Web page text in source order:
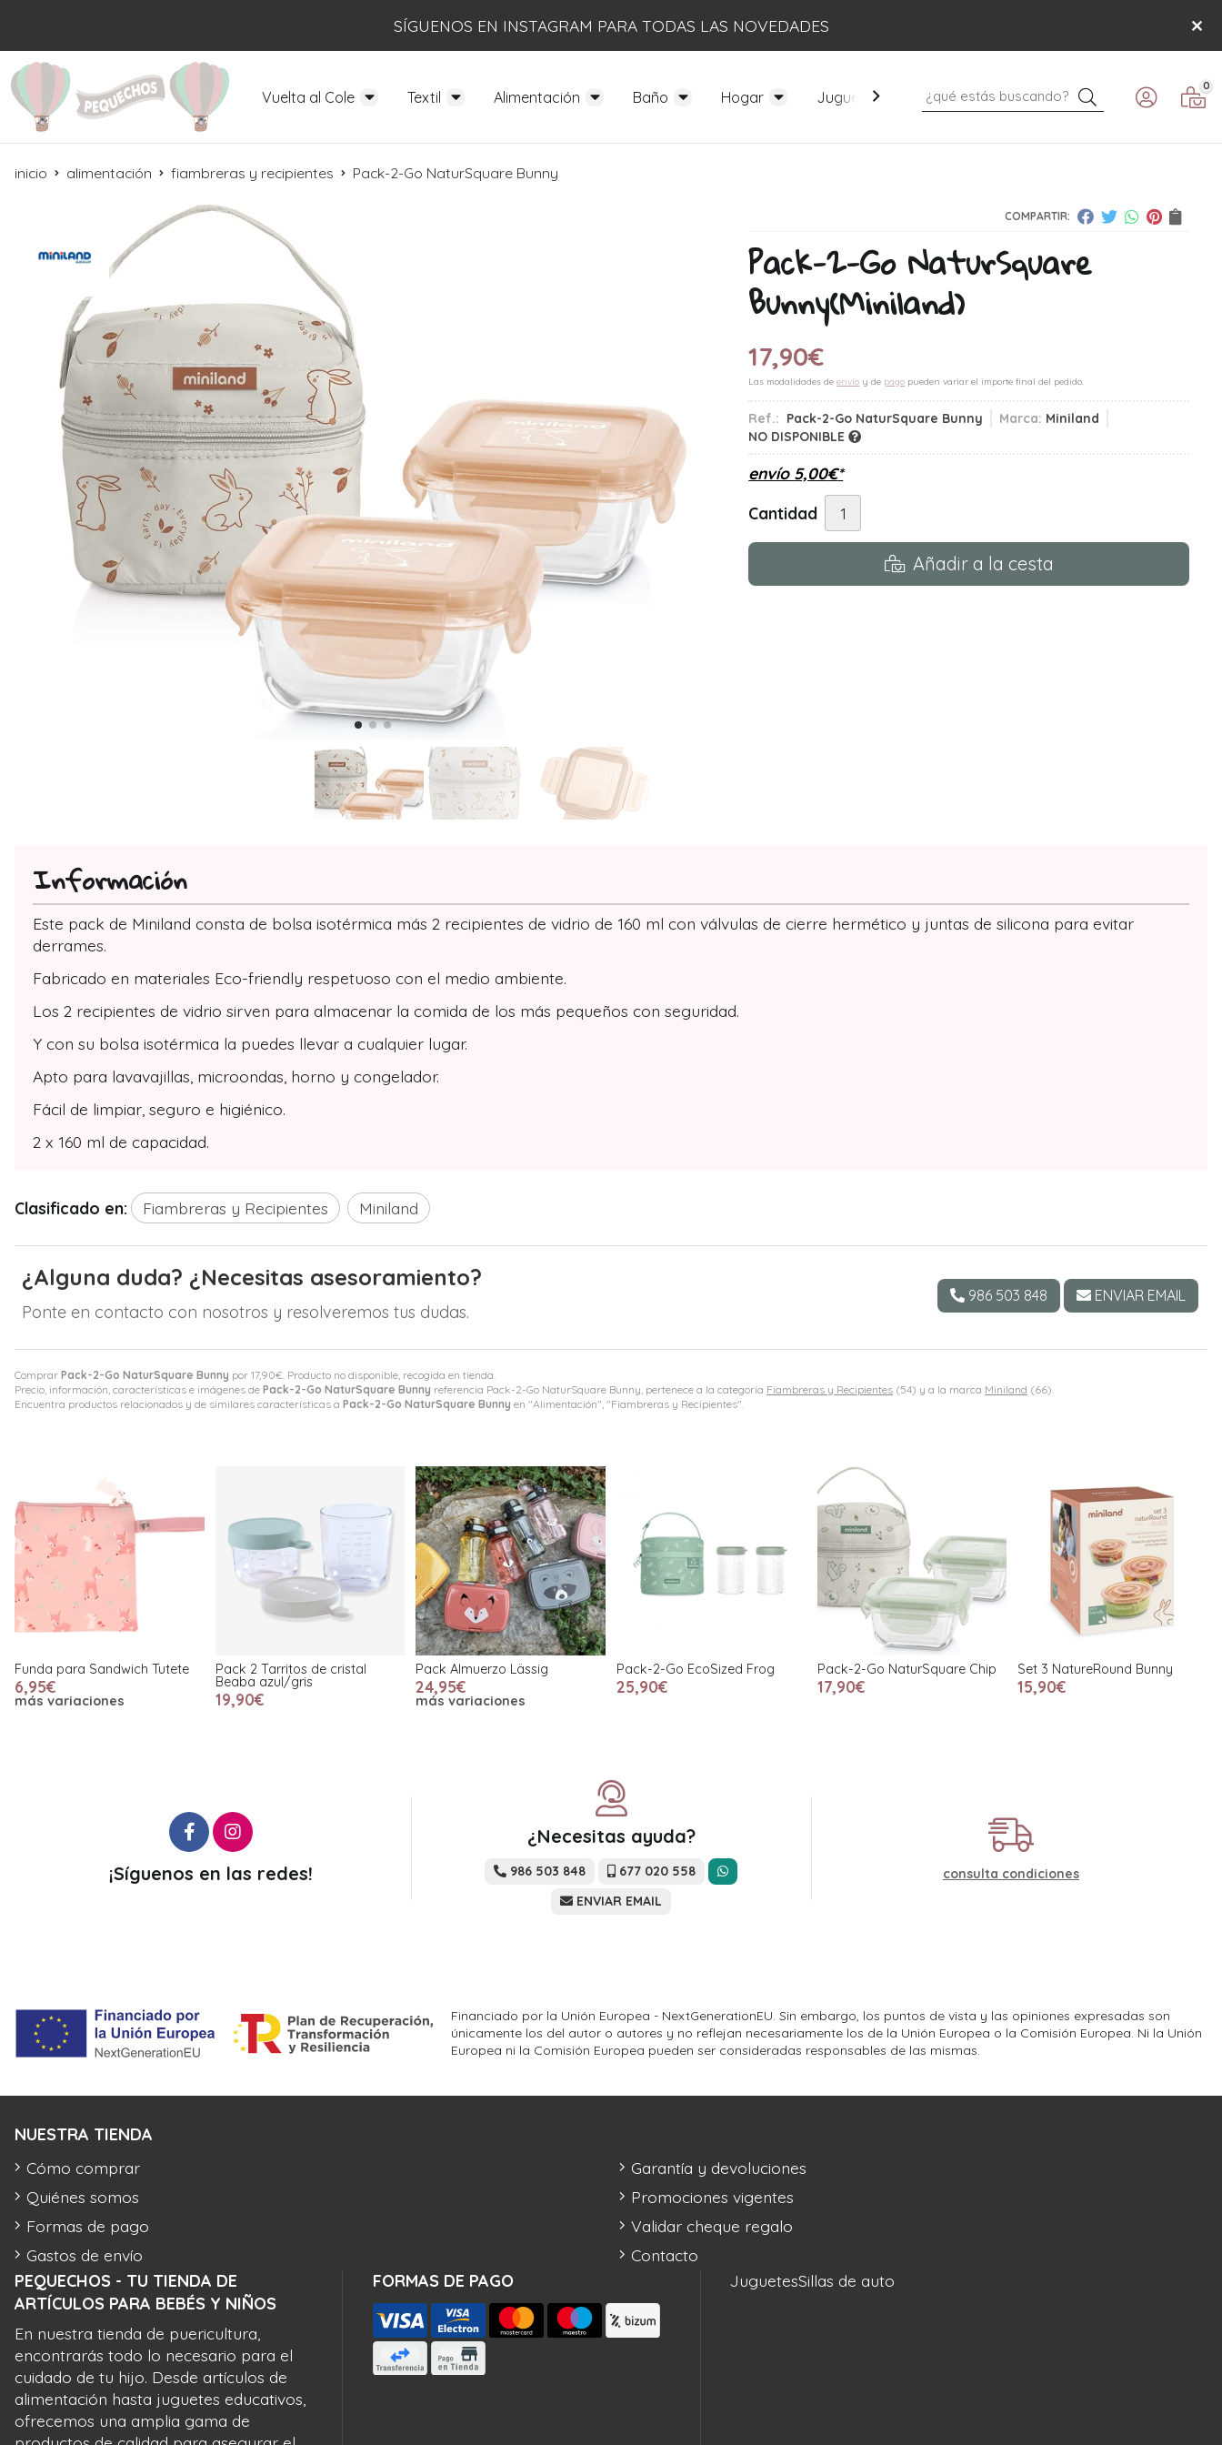
SÍGUENOS EN INSTAGRAM PARA TODAS LAS NOVEDADES
Vuelta al Cole Textil Alimentación Baño Hogar Juguetes Mobiliario Paseo Verano
Buscar 0
inicio alimentación fiambreras y recipientes Pack-2-Go NaturSquare Bunny
COMPARTIR:
Pack-2-Go NaturSquare
Bunny(Miniland)
17,90€
Las modalidades deenvío y de pago pueden variar el importe final del pedido.
Ref.: Pack-2-Go NaturSquare Bunny Marca: Miniland
NO DISPONIBLE
envío 5,00€*
Cantidad
Añadir a la cesta
Comprar Pack-2-Go NaturSquare Bunny por 17,90€ . Producto no disponible, recogida en tienda.
Precio, información, características e imágenes de Pack-2-Go NaturSquare Bunny referencia Pack-2-Go NaturSquare Bunny, pertenece a la categoría Fiambreras y Recipientes (54) y a la marca Miniland (66).
Encuentra productos relacionados y de similares características a Pack-2-Go NaturSquare Bunny en "Alimentación", "Fiambreras y Recipientes".
Información
Este pack de Miniland consta de bolsa isotérmica más 2 recipientes de vidrio de 160 ml con válvulas de cierre hermético y juntas de silicona para evitar
derrames.
Fabricado en materiales Eco-friendly respetuoso con el medio ambiente.
Los 2 recipientes de vidrio sirven para almacenar la comida de los más pequeños con seguridad.
Y con su bolsa isotérmica la puedes llevar a cualquier lugar.
Apto para lavavajillas, microondas, horno y congelador.
Fácil de limpiar, seguro e higiénico.
2 x 160 ml de capacidad.
Clasificado en: Fiambreras y Recipientes Miniland
¿Alguna duda? ¿Necesitas asesoramiento?
Ponte en contacto con nosotros y resolveremos tus dudas.
986 503 848 ENVIAR EMAIL
Funda para Sandwich Tutete
6,95€
más variaciones
Pack 2 Tarritos de cristal
Beaba azul/gris
19,90€
Pack Almuerzo Lässig
24,95€
más variaciones
Pack-2-Go EcoSized Frog
25,90€
Pack-2-Go NaturSquare Chip
17,90€
Set 3 NatureRound Bunny
15,90€
¡Síguenos en las redes!
¿Necesitas ayuda?
986 503 848
677 020 558
ENVIAR EMAIL
consulta condiciones
Financiado por la Unión Europea - NextGenerationEU. Sin embargo, los puntos de vista y las opiniones expresadas son
únicamente los del autor o autores y no reflejan necesariamente los de la Unión Europea o la Comisión Europea. Ni la Unión
Europea ni la Comisión Europea pueden ser consideradas responsables de las mismas.
PEQUECHOS - TU TIENDA DE
ARTÍCULOS PARA BEBÉS Y NIÑOS
En nuestra tienda de puericultura,
encontrarás todo lo necesario para el
cuidado de tu hijo. Desde artículos de
alimentación hasta juguetes educativos,
ofrecemos una amplia gama de
FORMAS DE PAGO
NUESTRA TIENDA
Cómo comprar
Quiénes somos
Formas de pago
Gastos de envío
Garantía y devoluciones
Promociones vigentes
Validar cheque regalo
Contacto
JuguetesSillas de auto